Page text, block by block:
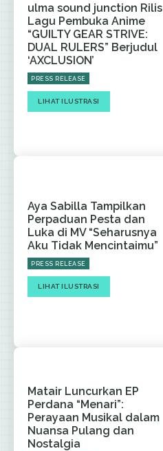
ulma sound junction Rilis
Lagu Pembuka Anime
“GUILTY GEAR STRIVE:
DUAL RULERS” Berjudul
‘AXCLUSION’
PRESS RELEASE
LIHAT ILUSTRASI
Aya Sabilla Tampilkan
Perpaduan Pesta dan
Luka di MV “Seharusnya
Aku Tidak Mencintaimu”
PRESS RELEASE
LIHAT ILUSTRASI
Matair Luncurkan EP
Perdana “Menari”:
Perayaan Musikal dalam
Nuansa Pulang dan
Nostalgia